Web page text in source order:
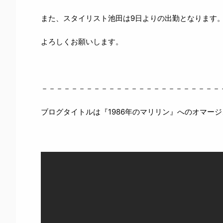
また、スタイリスト池田は9日よりの出勤となります。
よろしくお願いします。
－－－－－－－－－－－－－－－－－－－－－－－－
ブログタイトルは『1986年のマリリン』へのオマージ